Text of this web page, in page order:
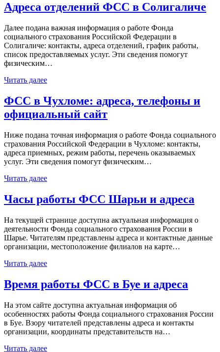
Адреса отделений ФСС в Солигаличе
Далее подана важная информация о работе Фонда
социального страхования Российской Федерации в
Солигаличе: контакты, адреса отделений, график работы,
список предоставляемых услуг. Эти сведения помогут
физическим…
Читать далее
ФСС в Чухломе: адреса, телефоны и
официальный сайт
Ниже подана точная информация о работе Фонда социального
страхования Российской Федерации в Чухломе: контакты,
адреса приемных, режим работы, перечень оказываемых
услуг. Эти сведения помогут физическим…
Читать далее
Часы работы ФСС Шарьи и адреса
На текущей странице доступна актуальная информация о
деятельности Фонда социального страхования России в
Шарье. Читателям представлены адреса и контактные данные
организации, местоположение филиалов на карте…
Читать далее
Время работы ФСС в Буе и адреса
На этом сайте доступна актуальная информация об
особенностях работы Фонда социального страхования России
в Буе. Взору читателей представлены адреса и контакты
организации, координаты представительств на…
Читать далее